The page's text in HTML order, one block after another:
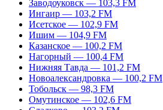
Заводоуковск — 103,3 FM
Ингаир — 103,2 FM
Исетское — 102,9 FM
Ишим — 104,9 FM
Казанское — 100,2 FM
Нагорный — 100,4 FM
Нижняя Тавда — 101,2 FM
Новоалександровка — 100,2 FM
Тобольск — 98,3 FM
Омутинское — 102,6 FM